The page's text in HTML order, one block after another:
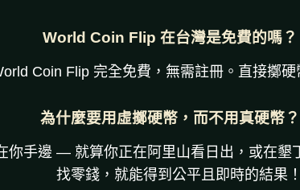
World Coin Flip 在台灣是免費的嗎？
Coin Flip 完全免費，無需註冊。直接擲硬
為什麼要用虛擲硬幣，而不用真硬幣
你手邊 — 就算你正在阿里山看日出，或在墾
找零錢，就能得到公平且即時的結果！